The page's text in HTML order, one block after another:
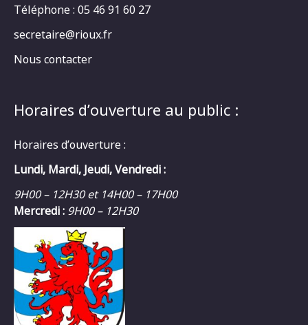
Téléphone : 05 46 91 60 27
secretaire@rioux.fr
Nous contacter
Horaires d’ouverture au public :
Horaires d’ouverture :
Lundi, Mardi, Jeudi, Vendredi :
9H00 – 12H30 et 14H00 – 17H00
Mercredi : 9H00 – 12H30